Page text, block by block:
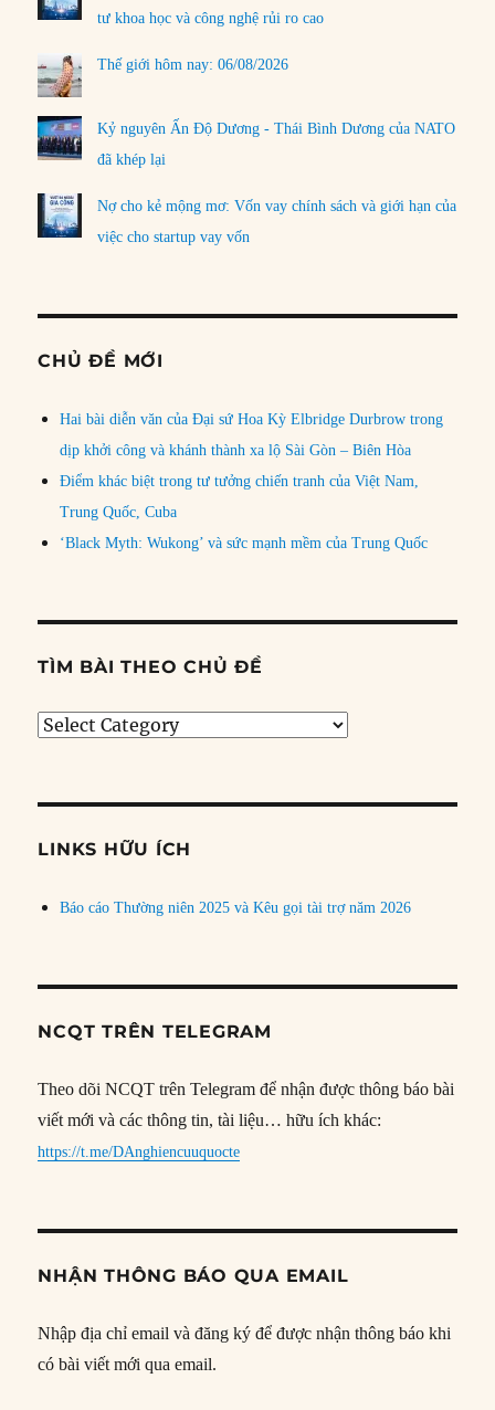
tư khoa học và công nghệ rủi ro cao
Thế giới hôm nay: 06/08/2026
Kỷ nguyên Ấn Độ Dương - Thái Bình Dương của NATO
đã khép lại
Nợ cho kẻ mộng mơ: Vốn vay chính sách và giới hạn của
việc cho startup vay vốn
CHỦ ĐỀ MỚI
Hai bài diễn văn của Đại sứ Hoa Kỳ Elbridge Durbrow trong
dịp khởi công và khánh thành xa lộ Sài Gòn – Biên Hòa
Điểm khác biệt trong tư tưởng chiến tranh của Việt Nam,
Trung Quốc, Cuba
‘Black Myth: Wukong’ và sức mạnh mềm của Trung Quốc
TÌM BÀI THEO CHỦ ĐỀ
Tìm
đề
LINKS HỮU ÍCH
Báo cáo Thường niên 2025 và Kêu gọi tài trợ năm 2026
NCQT TRÊN TELEGRAM
Theo dõi NCQT trên Telegram để nhận được thông báo bài
viết mới và các thông tin, tài liệu… hữu ích khác:
https://t.me/DAnghiencuuquocte
NHẬN THÔNG BÁO QUA EMAIL
Nhập địa chỉ email và đăng ký để được nhận thông báo khi
có bài viết mới qua email.